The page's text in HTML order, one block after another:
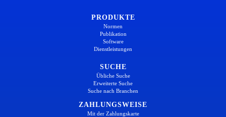
PRODUKTE
Normen
Publikation
Software
Dienstleistungen
SUCHE
Übliche Suche
Erweiterte Suche
Suche nach Branchen
ZAHLUNGSWEISE
Mit der Zahlungskarte